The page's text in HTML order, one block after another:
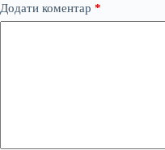
Додати коментар *